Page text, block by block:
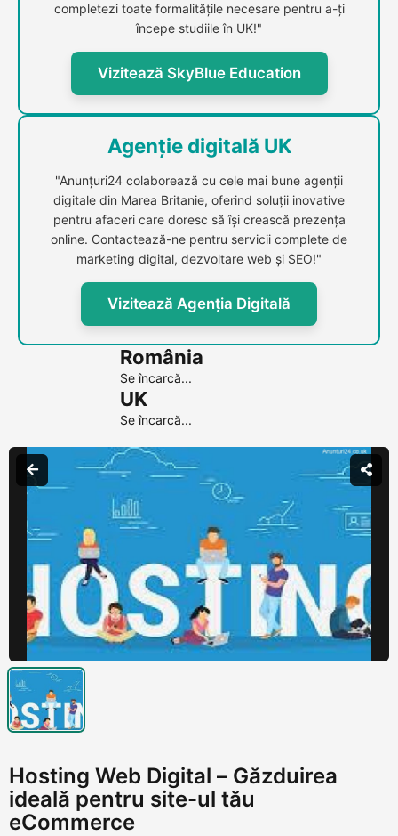
completezi toate formalitățile necesare pentru a-ți
începe studiile în UK!"
Vizitează SkyBlue Education
Agenție digitală UK
"Anunțuri24 colaborează cu cele mai bune agenții
digitale din Marea Britanie, oferind soluții inovative
pentru afaceri care doresc să își crească prezența
online. Contactează-ne pentru servicii complete de
marketing digital, dezvoltare web și SEO!"
Vizitează Agenția Digitală
România
Se încarcă...
UK
Se încarcă...
Hosting Web Digital – Găzduirea
ideală pentru site-ul tău
eCommerce